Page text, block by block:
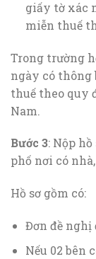
giấy tờ xác
miễn thuế
Trong trường
ngày có thông
thuế theo quy
Nam.
Bước 3: Nộp
phố nơi có
Hồ sơ gồm có:
Đơn đề nghị
Nếu 02 bên